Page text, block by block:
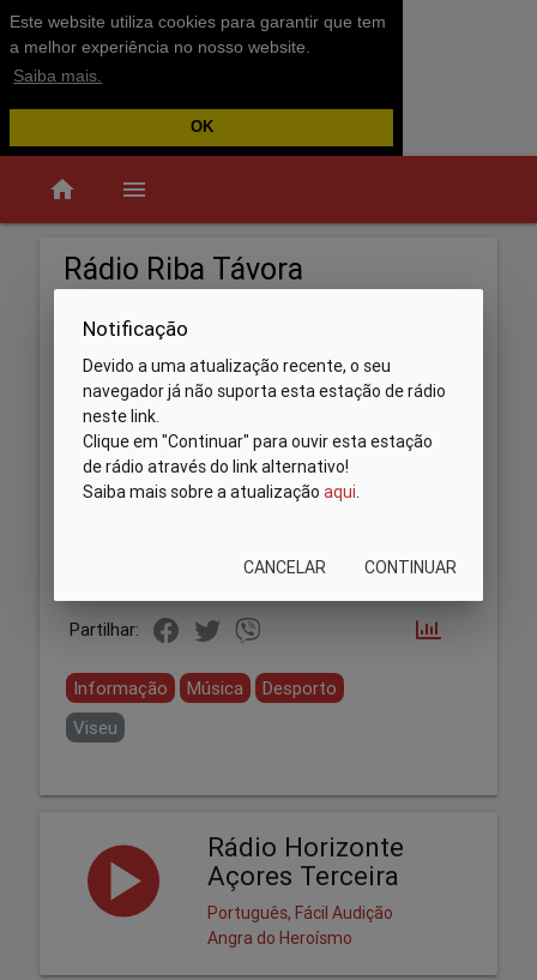
Este website utiliza cookies para garantir que tem
a melhor experiência no nosso website.
Saiba mais.
OK
home menu
Rádio Riba Távora
Partilhar:
Notificação
Devido a uma atualização recente, o seu
navegador já não suporta esta estação de rádio
neste link.
Clique em "Continuar" para ouvir esta estação
de rádio através do link alternativo!
Saiba mais sobre a atualização aqui.
CANCELAR CONTINUAR
Informação Música
Desporto
Viseu
Rádio Horizonte
Açores Terceira
Português, Fácil Audição
Angra do Heroísmo